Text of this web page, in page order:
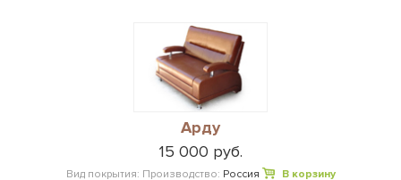
Арду
15 000 руб.
Вид покрытия: Производство: Россия В корзину